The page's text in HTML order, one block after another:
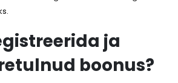
ja
boonus?